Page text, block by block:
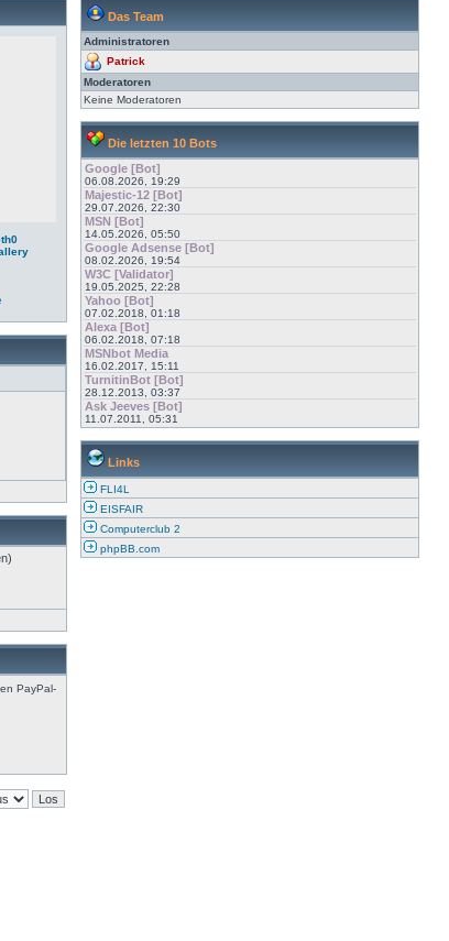
PayPal-
Das Team
Administratoren
Patrick
Moderatoren
Keine Moderatoren
Die letzten 10 Bots
Google [Bot]
06.08.2026, 19:29
Majestic-12 [Bot]
29.07.2026, 22:30
MSN [Bot]
14.05.2026, 05:50
Google Adsense [Bot]
08.02.2026, 19:54
W3C [Validator]
19.05.2025, 22:28
Yahoo [Bot]
07.02.2018, 01:18
Alexa [Bot]
06.02.2018, 07:18
MSNbot Media
16.02.2017, 15:11
TurnitinBot [Bot]
28.12.2013, 03:37
Ask Jeeves [Bot]
11.07.2011, 05:31
Links
FLI4L
EISFAIR
Computerclub 2
phpBB.com